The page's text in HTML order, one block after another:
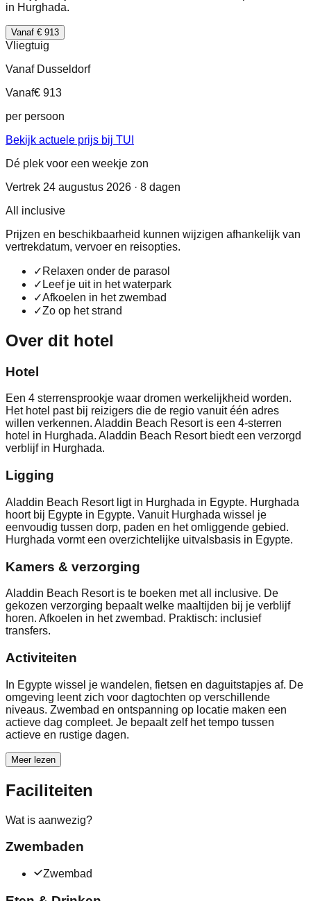
in Hurghada.
Vanaf € 913
Vliegtuig
Vanaf Dusseldorf
Vanaf€ 913
per persoon
Bekijk actuele prijs bij TUI
Dé plek voor een weekje zon
Vertrek 24 augustus 2026 · 8 dagen
All inclusive
Prijzen en beschikbaarheid kunnen wijzigen afhankelijk van
vertrekdatum, vervoer en reisopties.
✓ Relaxen onder de parasol
✓ Leef je uit in het waterpark
✓Afkoelen in het zwembad
✓Zo op het strand
Over dit hotel
Hotel
Een 4 sterrensprookje waar dromen werkelijkheid worden.
Het hotel past bij reizigers die de regio vanuit één adres
willen verkennen. Aladdin Beach Resort is een 4-sterren
hotel in Hurghada. Aladdin Beach Resort biedt een verzorgd
verblijf in Hurghada.
Ligging
Aladdin Beach Resort ligt in Hurghada in Egypte. Hurghada
hoort bij Egypte in Egypte. Vanuit Hurghada wissel je
eenvoudig tussen dorp, paden en het omliggende gebied.
Hurghada vormt een overzichtelijke uitvalsbasis in Egypte.
Kamers & verzorging
Aladdin Beach Resort is te boeken met all inclusive. De
gekozen verzorging bepaalt welke maaltijden bij je verblijf
horen. Afkoelen in het zwembad. Praktisch: inclusief
transfers.
Activiteiten
In Egypte wissel je wandelen, fietsen en daguitstapjes af. De
omgeving leent zich voor dagtochten op verschillende
niveaus. Zwembad en ontspanning op locatie maken een
actieve dag compleet. Je bepaalt zelf het tempo tussen
actieve en rustige dagen.
Meer lezen
Faciliteiten
Wat is aanwezig?
Zwembaden
Zwembad